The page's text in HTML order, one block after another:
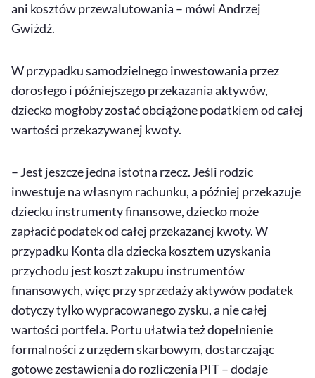
ani kosztów przewalutowania – mówi Andrzej
Gwiżdż.
W przypadku samodzielnego inwestowania przez
dorosłego i późniejszego przekazania aktywów,
dziecko mogłoby zostać obciążone podatkiem od całej
wartości przekazywanej kwoty.
– Jest jeszcze jedna istotna rzecz. Jeśli rodzic
inwestuje na własnym rachunku, a później przekazuje
dziecku instrumenty finansowe, dziecko może
zapłacić podatek od całej przekazanej kwoty. W
przypadku Konta dla dziecka kosztem uzyskania
przychodu jest koszt zakupu instrumentów
finansowych, więc przy sprzedaży aktywów podatek
dotyczy tylko wypracowanego zysku, a nie całej
wartości portfela. Portu ułatwia też dopełnienie
formalności z urzędem skarbowym, dostarczając
gotowe zestawienia do rozliczenia PIT – dodaje